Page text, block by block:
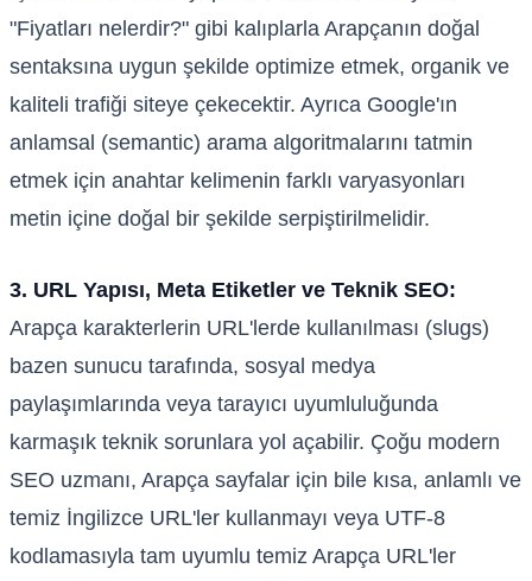
"Fiyatları nelerdir?" gibi kalıplarla Arapçanın doğal
sentaksına uygun şekilde optimize etmek, organik ve
kaliteli trafiği siteye çekecektir. Ayrıca Google'ın
anlamsal (semantic) arama algoritmalarını tatmin
etmek için anahtar kelimenin farklı varyasyonları
metin içine doğal bir şekilde serpiştirilmelidir.
3. URL Yapısı, Meta Etiketler ve Teknik SEO:
Arapça karakterlerin URL'lerde kullanılması (slugs)
bazen sunucu tarafında, sosyal medya
paylaşımlarında veya tarayıcı uyumluluğunda
karmaşık teknik sorunlara yol açabilir. Çoğu modern
SEO uzmanı, Arapça sayfalar için bile kısa, anlamlı ve
temiz İngilizce URL'ler kullanmayı veya UTF-8
kodlamasıyla tam uyumlu temiz Arapça URL'ler